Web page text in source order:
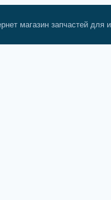
магазин запчастей для